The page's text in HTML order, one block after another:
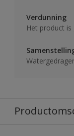
Verdunning
Het product is